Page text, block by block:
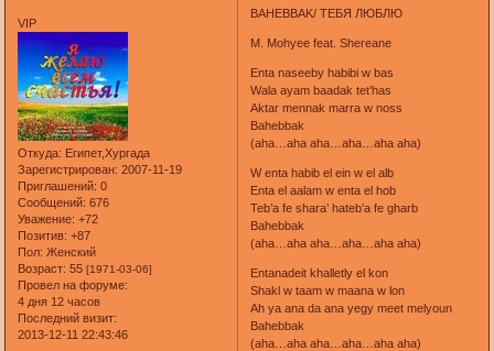
VIP
Откуда: Египет,Хургада
Зарегистрирован: 2007-11-19
Приглашений: 0
Сообщений: 676
Уважение: +72
Позитив: +87
Пол: Женский
Возраст: 55[1971-03-06]
Провел на форуме:
4 дня 12 часов
Последний визит:
2013-12-11 22:43:46
BAHEBBAK/ ТЕБЯ ЛЮБЛЮ
M. Mohyee feat. Shereane
Enta naseeby habibi w bas
Wala ayam baadak tet’has
Aktar mennak marra w noss
Bahebbak
(aha…aha aha…aha…aha aha)
W enta habib el ein w el alb
Enta el aalam w enta el hob
Teb’a fe shara’ hateb’a fe gharb
Bahebbak
(aha…aha aha…aha…aha aha)
Entanadeit khalletly el kon
Shakl w taam w maana w lon
Ah ya ana da ana yegy meet melyoun
Bahebbak
(aha…aha aha…aha…aha aha)